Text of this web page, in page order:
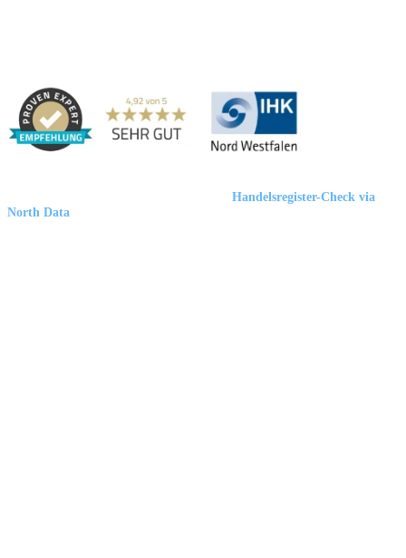
Handelsregister-Check via
North Data